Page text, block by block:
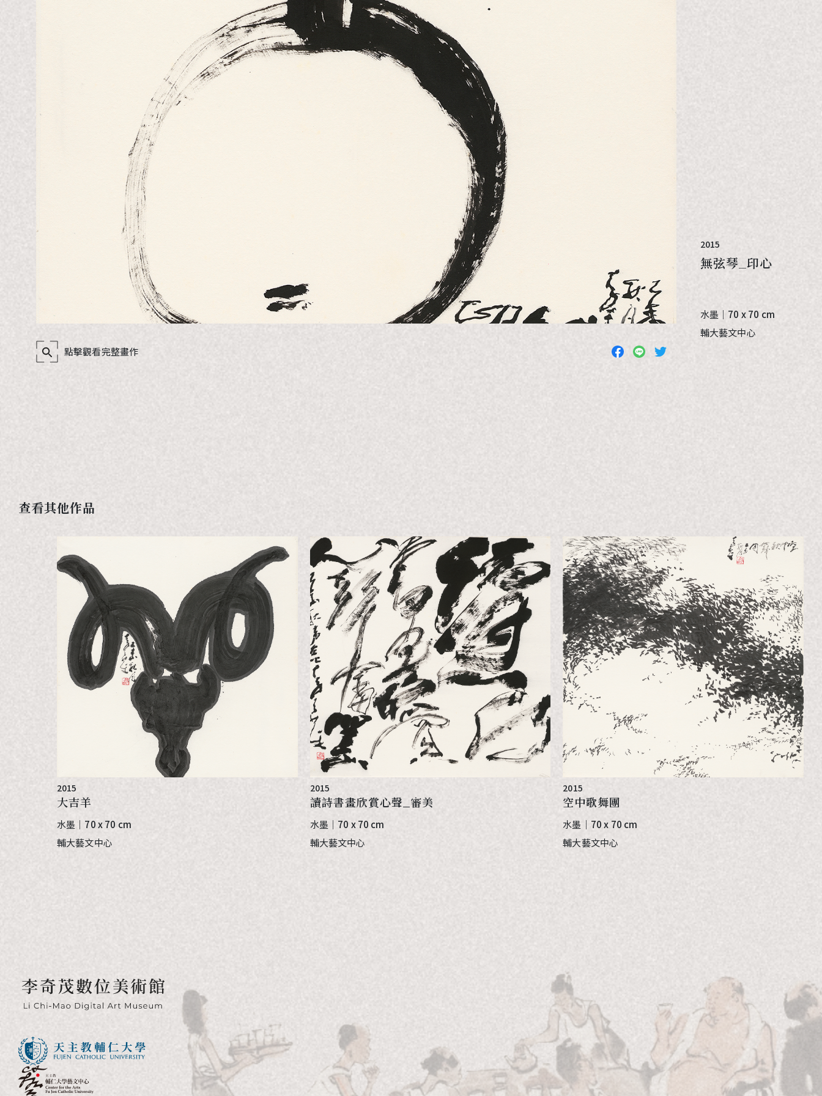
點擊觀看完整畫作
2015
無弦琴_印心
水墨｜ 70 x 70 cm
輔大藝文中心
查看其他作品
2015
大吉羊
水墨｜ 70 x 70 cm
輔大藝文中心
2015
讀詩書畫欣賞心聲_審美
水墨｜ 70 x 70 cm
輔大藝文中心
2015
空中歌舞團
水墨｜ 70 x 70 cm
輔大藝文中心